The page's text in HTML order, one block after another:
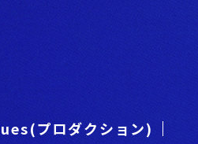
プロダクション)